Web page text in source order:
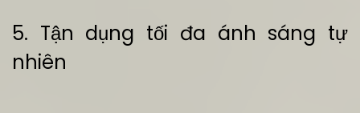
5. Tận dụng tối đa ánh sáng tự
nhiên